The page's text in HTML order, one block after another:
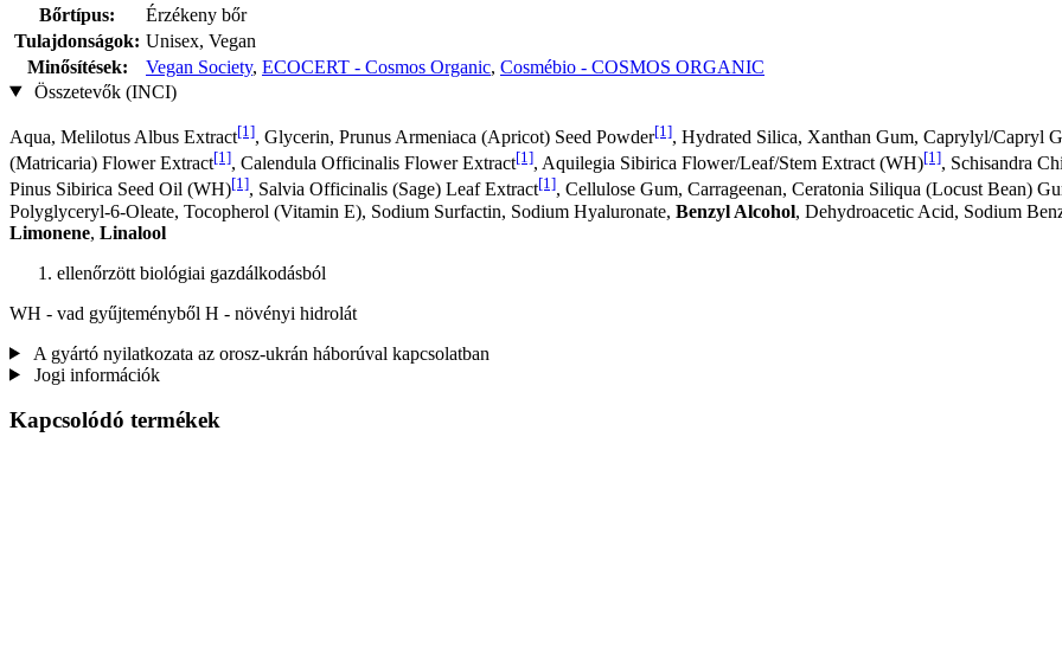
Bőrtípus:
Érzékeny bőr
Tulajdonságok: Unisex, Vegan
Minősítések:
Vegan Society, ECOCERT - Cosmos Organic, Cosmébio - COSMOS ORGANIC
Összetevők (INCI)
Aqua, Melilotus Albus Extract[1], Glycerin, Prunus Armeniaca (Apricot) Seed Powder[1], Hydrated Silica, Xanthan Gum, Caprylyl/Capryl
(Matricaria) Flower Extract[1], Calendula Officinalis Flower Extract[1], Aquilegia Sibirica Flower/Leaf/Stem Extract (WH)[1], Schisandra
Pinus Sibirica Seed Oil (WH)[1], Salvia Officinalis (Sage) Leaf Extract[1], Cellulose Gum, Carrageenan, Ceratonia Siliqua (Locust Bean)
Polyglyceryl-6-Oleate, Tocopherol (Vitamin E), Sodium Surfactin, Sodium Hyaluronate, Benzyl Alcohol, Dehydroacetic Acid, Sodium
Limonene, Linalool
ellenőrzött biológiai gazdálkodásból
WH - vad gyűjteményből H - növényi hidrolát
A gyártó nyilatkozata az orosz-ukrán háborúval kapcsolatban
Jogi információk
Kapcsolódó termékek